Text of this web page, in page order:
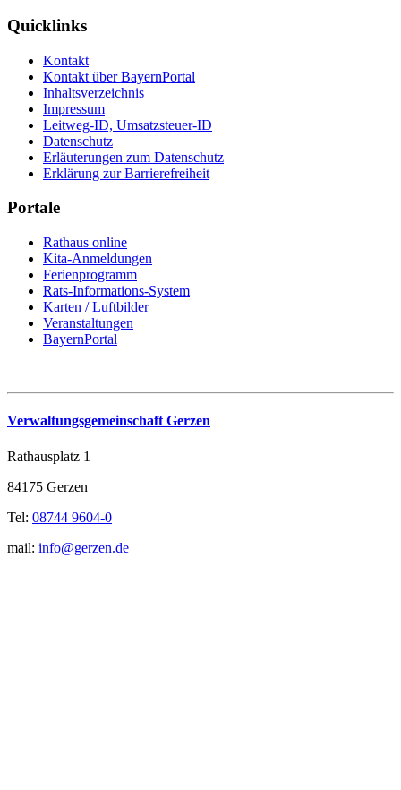
Quicklinks
Kontakt
Kontakt über BayernPortal
Inhaltsverzeichnis
Impressum
Leitweg-ID, Umsatzsteuer-ID
Datenschutz
Erläuterungen zum Datenschutz
Erklärung zur Barrierefreiheit
Portale
Rathaus online
Kita-Anmeldungen
Ferienprogramm
Rats-Informations-System
Karten / Luftbilder
Veranstaltungen
BayernPortal
Verwaltungsgemeinschaft Gerzen
Rathausplatz 1
84175 Gerzen
Tel: 08744 9604-0
mail: info@gerzen.de